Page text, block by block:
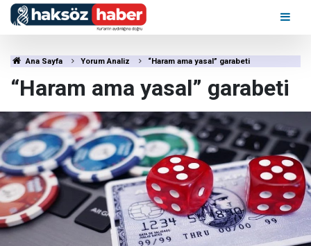
Ana Sayfa Yorum Analiz “Haram ama yasal” garabeti
“Haram ama yasal” garabeti